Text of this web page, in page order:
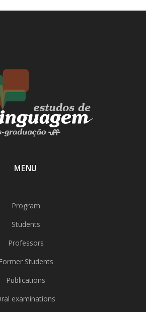
MENU
Program
Students
Professors
Former Students
Publications
examinations